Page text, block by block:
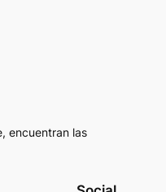
encuentran las